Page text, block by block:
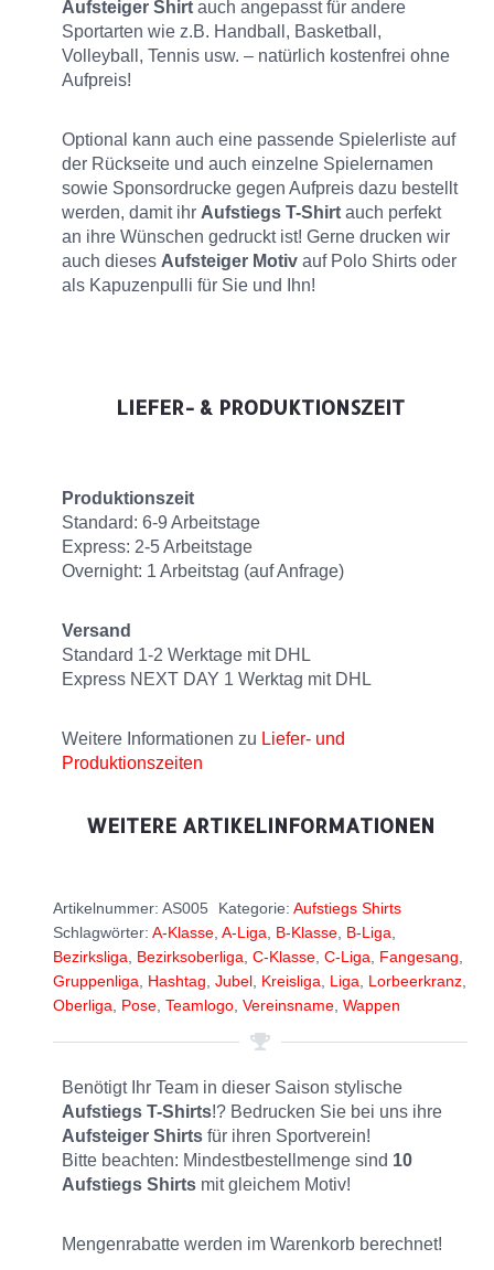
Aufsteiger Shirt auch angepasst für andere
Sportarten wie z.B. Handball, Basketball,
Volleyball, Tennis usw. – natürlich kostenfrei ohne
Aufpreis!
Optional kann auch eine passende Spielerliste auf
der Rückseite und auch einzelne Spielernamen
sowie Sponsordrucke gegen Aufpreis dazu bestellt
werden, damit ihr Aufstiegs T-Shirt auch perfekt
an ihre Wünschen gedruckt ist! Gerne drucken wir
auch dieses Aufsteiger Motiv auf Polo Shirts oder
als Kapuzenpulli für Sie und Ihn!
LIEFER- & PRODUKTIONSZEIT
Produktionszeit
Standard: 6-9 Arbeitstage
Express: 2-5 Arbeitstage
Overnight: 1 Arbeitstag (auf Anfrage)
Versand
Standard 1-2 Werktage mit DHL
Express NEXT DAY 1 Werktag mit DHL
Weitere Informationen zu Liefer- und
Produktionszeiten
WEITERE ARTIKELINFORMATIONEN
Artikelnummer: AS005 Kategorie: Aufstiegs Shirts
Schlagwörter: A-Klasse A-Liga B-Klasse B-Liga
Bezirksliga
Bezirksoberliga C-Klasse C-Liga Fangesang
Gruppenliga
Hashtag Jubel Kreisliga Liga Lorbeerkranz
Oberliga
Pose Teamlogo Vereinsname Wappen
Benötigt Ihr Team in dieser Saison stylische
Aufstiegs T-Shirts!? Bedrucken Sie bei uns ihre
Aufsteiger Shirts für ihren Sportverein!
Bitte beachten: Mindestbestellmenge sind 10
Aufstiegs Shirts mit gleichem Motiv!
Mengenrabatte werden im Warenkorb berechnet!